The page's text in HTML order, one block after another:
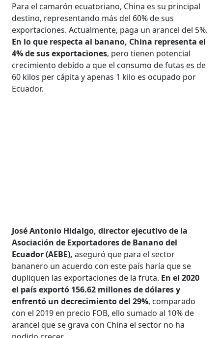
Para el camarón ecuatoriano, China es su principal
destino, representando más del 60% de sus
exportaciones. Actualmente, paga un arancel del 5%.
En lo que respecta al banano, China representa el
4% de sus exportaciones, pero tienen potencial
crecimiento debido a que el consumo de futas es de
60 kilos per cápita y apenas 1 kilo es ocupado por
Ecuador.
José Antonio Hidalgo, director ejecutivo de la
Asociación de Exportadores de Banano del
Ecuador (AEBE), aseguró que para el sector
bananero un acuerdo con este país haría que se
dupliquen las exportaciones de la fruta. En el 2020
el país exportó 156.62 millones de dólares y
enfrentó un decrecimiento del 29%, comparado
con el 2019 en precio FOB, ello sumado al 10% de
arancel que se grava con China el sector no ha